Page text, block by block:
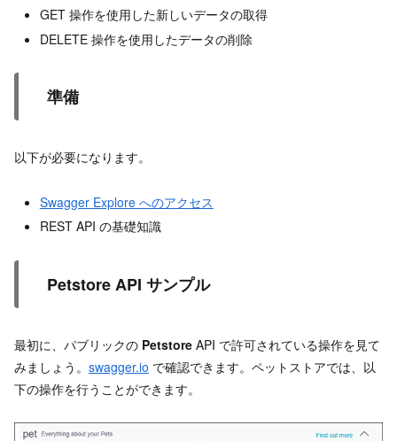
GET 操作を使用した新しいデータの取得
DELETE 操作を使用したデータの削除
準備
以下が必要になります。
Swagger Explore へのアクセス
REST API の基礎知識
Petstore API サンプル
最初に、パブリックの Petstore API で許可されている操作を見て
みましょう。 swagger.io で確認できます。ペットストアでは、以
下の操作を行うことができます。